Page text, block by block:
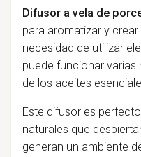
Difusor a vela de
para aromatizar y
necesidad de utilizar
puede funcionar varias
de los aceites
Este difusor es
naturales que
generan un ambiente